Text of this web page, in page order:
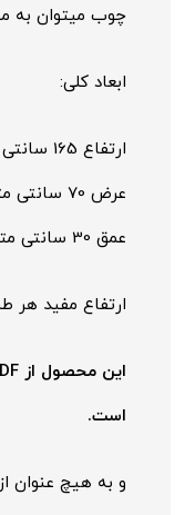
چوب میتوان به
ابعاد کلی:
ارتفاع 165 سانتی متر
عرض 70 سانتی متر
عمق 30 سانتی متر
ارتفاع مفید هر طبقه 30
است.
و به هیچ عنوان